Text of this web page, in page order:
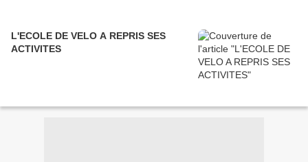
L'ECOLE DE VELO A REPRIS SES
ACTIVITES